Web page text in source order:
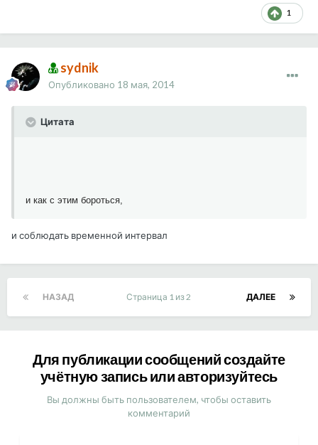
1
sydnik
Опубликовано 18 мая, 2014
Цитата
и как с этим бороться,
и соблюдать временной интервал
НАЗАД ДАЛЕЕ
Страница 1 из 2
Для публикации сообщений создайте
учётную запись или авторизуйтесь
Вы должны быть пользователем, чтобы оставить
комментарий